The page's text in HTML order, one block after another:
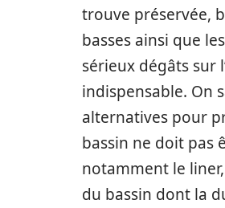
trouve préservée,
basses ainsi que
sérieux dégâts sur
indispensable. On
alternatives pour
bassin ne doit pas
notamment le
du bassin dont la